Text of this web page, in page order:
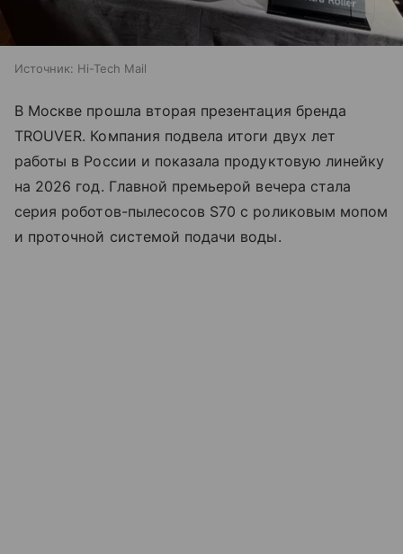
Источник: Hi-Tech Mail
В Москве прошла вторая презентация бренда
TROUVER. Компания подвела итоги двух лет
работы в России и показала продуктовую линейку
на 2026 год. Главной премьерой вечера стала
серия роботов-пылесосов S70 с роликовым мопом
и проточной системой подачи воды.